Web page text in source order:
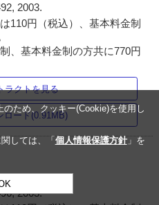
2003.
110円（税込）、基本料金制
、基本料金制の方共に770円
ラクトを見る
ロード(0.91MB)
2003.
ため、クッキー(Cookie)を使用し
しては、「 個人情報保護方針」を